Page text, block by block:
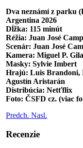
Dva neznámí z parku
Argentina 2026
Dĺžka: 115 minút
Réžia: Juan José
Scenár: Juan José
Kamera: Miguel P.
Masky: Sylvie Imbert
Hrajú: Luis Brandoni,
Agustín Aristarán
Distribúcia: Netťflix
Foto: ČSFD cz. (viac
Predch. Nasl.
Recenzie